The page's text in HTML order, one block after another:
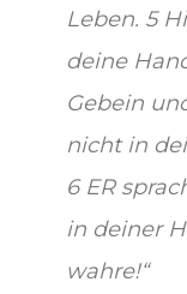
Leben. 5
deine
Gebein
nicht in
6 ER
in deiner
wahre!“